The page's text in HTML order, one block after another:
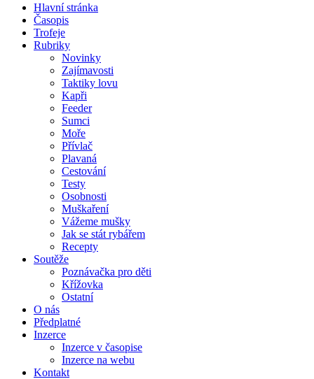
Hlavní stránka
Časopis
Trofeje
Rubriky
Novinky
Zajímavosti
Taktiky lovu
Kapři
Feeder
Sumci
Moře
Přívlač
Plavaná
Cestování
Testy
Osobnosti
Muškaření
Vážeme mušky
Jak se stát rybářem
Recepty
Soutěže
Poznávačka pro děti
Křížovka
Ostatní
O nás
Předplatné
Inzerce
Inzerce v časopise
Inzerce na webu
Kontakt